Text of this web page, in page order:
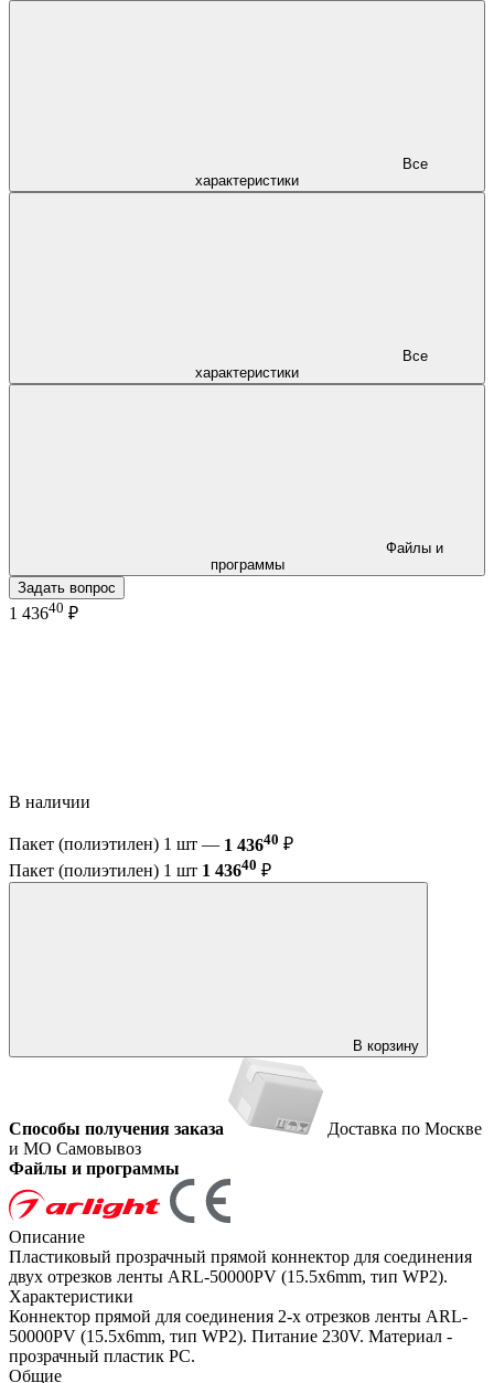
характеристики
характеристики
программы
Задать вопрос
1 43640 ₽
В наличии
Пакет (полиэтилен) 1 шт — 1 43640 ₽
Пакет (полиэтилен) 1 шт 1 43640 ₽
В корзину
Способы получения заказа
Доставка по Москве
и МО Самовывоз
Файлы и программы
Описание
Пластиковый прозрачный прямой коннектор для соединения
двух отрезков ленты ARL-50000PV (15.5x6mm, тип WP2).
Характеристики
Коннектор прямой для соединения 2-х отрезков ленты ARL-
50000PV (15.5x6mm, тип WP2). Питание 230V. Материал -
прозрачный пластик PC.
Общие